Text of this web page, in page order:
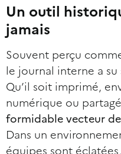
Un outil
jamais
Souvent perçu
le journal interne a
Qu’il soit imprimé,
numérique ou
formidable vecteur
Dans un
équipes sont